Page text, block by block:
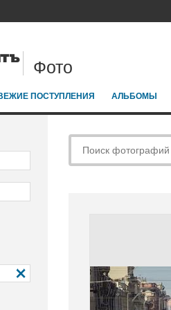
Фото
ПОСТУПЛЕНИЯ АЛЬБОМЫ